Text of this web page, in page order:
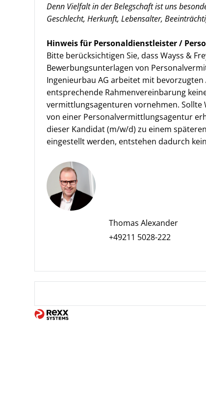
Denn Vielfalt in der Belegschaft ist uns
Geschlecht, Herkunft, Lebensalter,
Hinweis für Personaldienstleister /
Bitte berücksichtigen Sie, dass Wayss &
Bewerbungsunterlagen von
Ingenieurbau AG arbeitet mit
entsprechende Rahmenvereinbarung
vermittlungs­agenturen vornehmen. Sollte
von einer Personalvermittlungsagentur
dieser Kandidat (m/w/d) zu einem
eingestellt werden, entstehen dadurch
Thomas Alexander
+49211 5028-222